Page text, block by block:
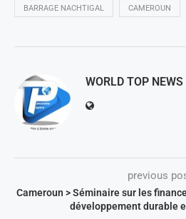
BARRAGE NACHTIGAL CAMEROUN
WORLD TOP NEWS
previous
Cameroun > Séminaire sur les
développement durable